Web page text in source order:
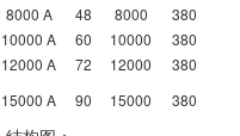
8000 A 48 8000 380
10000 A 60 10000 380
12000 A 72 12000 380
15000 A 90 15000 380